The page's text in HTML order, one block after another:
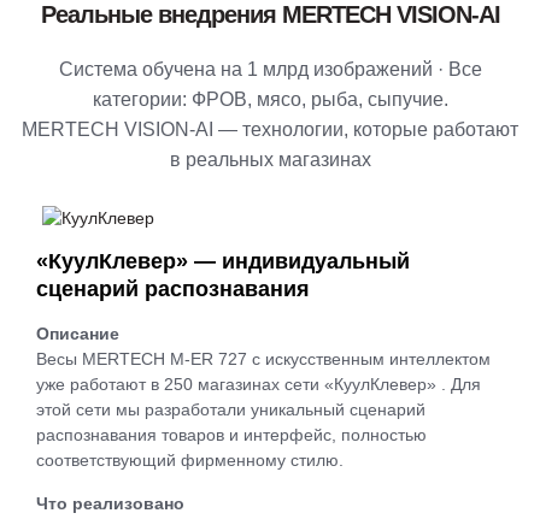
Реальные внедрения MERTECH VISION-AI
Система обучена на 1 млрд изображений · Все
категории: ФРОВ, мясо, рыба, сыпучие.
MERTECH VISION-AI — технологии, которые работают
в реальных магазинах
«КуулКлевер» — индивидуальный
сценарий распознавания
Описание
Весы MERTECH M-ER 727 с искусственным интеллектом
уже работают в 250 магазинах сети «КуулКлевер» . Для
этой сети мы разработали уникальный сценарий
распознавания товаров и интерфейс, полностью
соответствующий фирменному стилю.
Что реализовано